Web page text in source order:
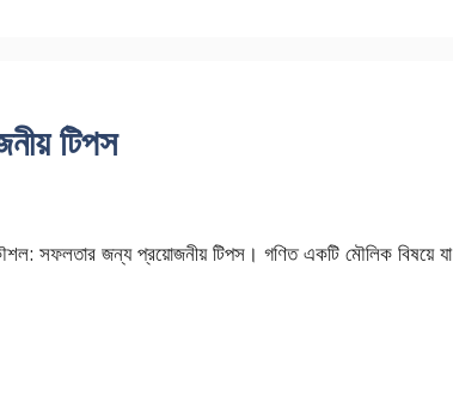
টিপস
সফলতার জন্য প্রয়োজনীয় টিপস। গণিত একটি মৌলিক বিষয়ে যা